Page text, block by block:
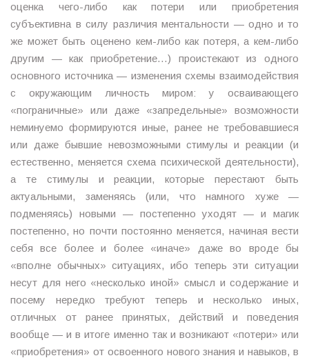
оценка чего-либо как потери или приобретения
субъективна в силу различия ментальности — одно и то
же может быть оценено кем-либо как потеря, а кем-либо
другим — как приобретение…) проистекают из одного
основного источника — изменения схемы взаимодействия
с окружающим личность миром: у осваивающего
«пограничные» или даже «запредельные» возможности
неминуемо формируются иные, ранее не требовавшиеся
или даже бывшие невозможными стимулы и реакции (и
естественно, меняется схема психической деятельности),
а те стимулы и реакции, которые перестают быть
актуальными, заменяясь (или, что намного хуже —
подменяясь) новыми — постепенно уходят — и магик
постепенно, но почти постоянно меняется, начиная вести
себя все более и более «иначе» даже во вроде бы
«вполне обычных» ситуациях, ибо теперь эти ситуации
несут для него «несколько иной» смысл и содержание и
посему нередко требуют теперь и несколько иных,
отличных от ранее принятых, действий и поведения
вообще — и в итоге именно так и возникают «потери» или
«приобретения» от освоенного нового знания и навыков, в